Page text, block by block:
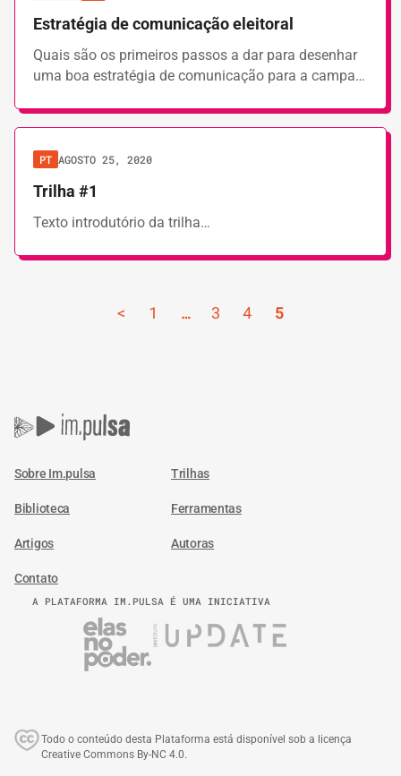
Estratégia de comunicação eleitoral
Quais são os primeiros passos a dar para desenhar
uma boa estratégia de comunicação para a campa…
PT AGOSTO 25, 2020
Trilha #1
Texto introdutório da trilha…
< 1 … 3 4 5
Sobre Im.pulsa Trilhas
Biblioteca Ferramentas
Artigos Autoras
Contato
A PLATAFORMA IM.PULSA É UMA INICIATIVA
Todo o conteúdo desta Plataforma está disponível sob a licença
Creative Commons By-NC 4.0.